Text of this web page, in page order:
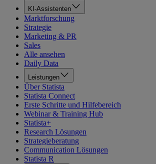
KI-Assistenten
Marktforschung
Strategie
Marketing & PR
Sales
Alle ansehen
Daily Data
Leistungen
Über Statista
Statista Connect
Erste Schritte und Hilfebereich
Webinar & Training Hub
Statista+
Research Lösungen
Strategieberatung
Communication Lösungen
Statista R